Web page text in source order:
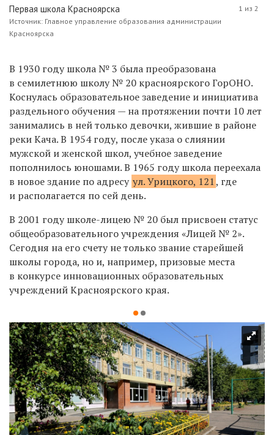
Первая школа Красноярска
Источник: Главное управление образования администрации
Красноярска
1 из 2
В 1930 году школа № 3 была преобразована
в семилетнюю школу № 20 красноярского ГорОНО.
Коснулась образовательное заведение и инициатива
раздельного обучения — на протяжении почти 10 лет
занимались в ней только девочки, жившие в районе
реки Кача. В 1954 году, после указа о слиянии
мужской и женской школ, учебное заведение
пополнилось юношами. В 1965 году школа переехала
в новое здание по адресу ул. Урицкого, 121, где
и располагается по сей день.
В 2001 году школе-лицею № 20 был присвоен статус
общеобразовательного учреждения «Лицей № 2».
Сегодня на его счету не только звание старейшей
школы города, но и, например, призовые места
в конкурсе инновационных образовательных
учреждений Красноярского края.